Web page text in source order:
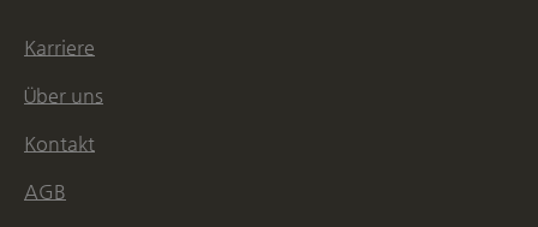
Karriere
Über uns
Kontakt
AGB